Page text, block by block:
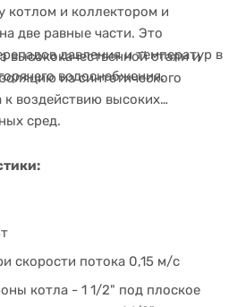
котлом и коллектором и
две равные части. Это
давления и температур в
водоснабжения.
высококачественной стали и
из синтетического
к воздействию высоких
сред.
скорости потока 0,15 м/с
котла - 1 1/2" под плоское